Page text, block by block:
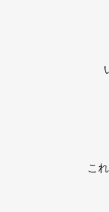
こ